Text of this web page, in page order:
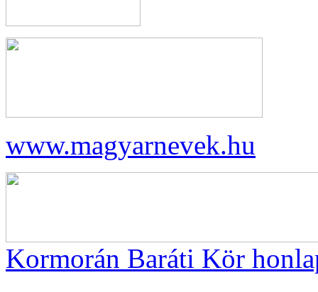
www.magyarnevek.hu
Kormorán Baráti Kör